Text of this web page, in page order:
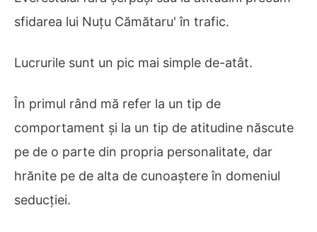
sfidarea lui Nuțu Cămătaru' în trafic.
Lucrurile sunt un pic mai simple de-atât.
În primul rând mă refer la un tip de
comportament și la un tip de atitudine născute
pe de o parte din propria personalitate, dar
hrănite pe de alta de cunoaștere în domeniul
seducției.